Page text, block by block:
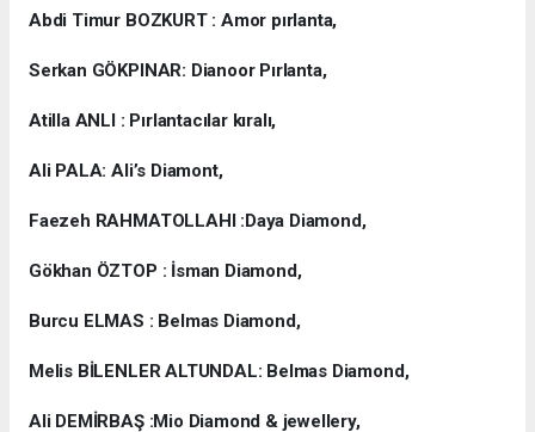
Abdi Timur BOZKURT : Amor pırlanta,
Serkan GÖKPINAR: Dianoor Pırlanta,
Atilla ANLI : Pırlantacılar kıralı,
Ali PALA: Ali’s Diamont,
Faezeh RAHMATOLLAHI :Daya Diamond,
Gökhan ÖZTOP : İsman Diamond,
Burcu ELMAS : Belmas Diamond,
Melis BİLENLER ALTUNDAL: Belmas Diamond,
Ali DEMİRBAŞ :Mio Diamond & jewellery,